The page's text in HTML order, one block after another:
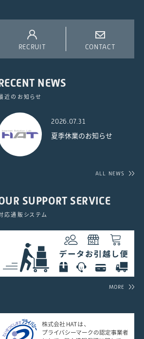
RECRUIT CONTACT
NEWS
近のお知らせ
2026.07.31
夏季休業のお知らせ
ALL NEWS
SUPPORT SERVICE
応通販システム
MORE